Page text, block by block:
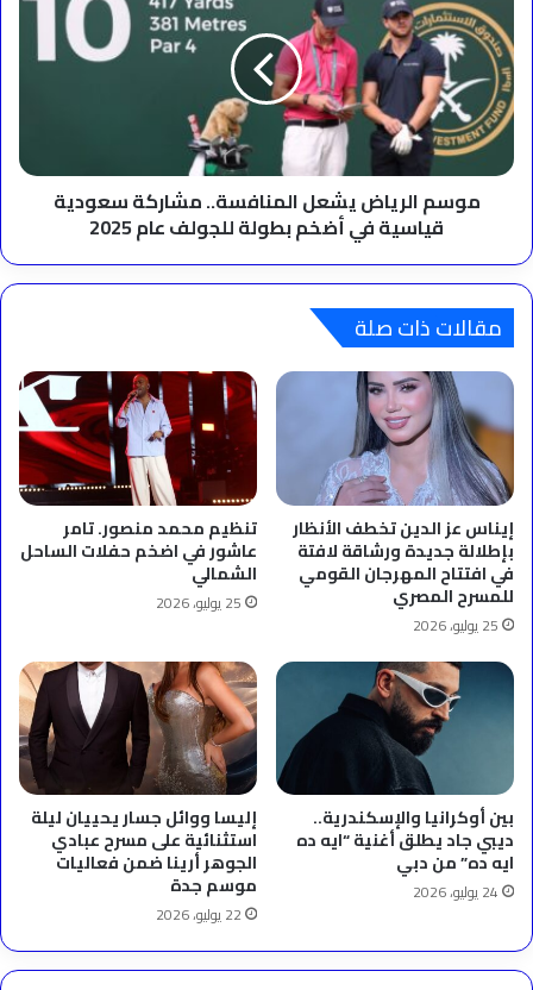
يشعل
المنافسة..
مشاركة
سعودية
قياسية
في
أضخم
بطولة
2025
موسم الرياض يشعل المنافسة.. مشاركة سعودية
قياسية في أضخم بطولة للجولف عام 2025
مقالات ذات صلة
إيناس عز الدين تخطف الأنظار
بإطلالة جديدة ورشاقة لافتة
في افتتاح المهرجان القومي
للمسرح المصري
25 يوليو، 2026
تنظيم محمد منصور. تامر
عاشور في اضخم حفلات الساحل
الشمالي
25 يوليو، 2026
بين أوكرانيا والإسكندرية..
ديبي جاد يطلق أغنية “ايه ده
ايه ده” من دبي
24 يوليو، 2026
إليسا ووائل جسار يحييان ليلة
استثنائية على مسرح عبادي
الجوهر أرينا ضمن فعاليات
موسم جدة
22 يوليو، 2026